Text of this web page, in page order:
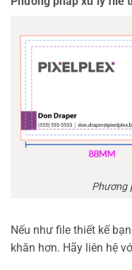
Phương
Nếu như file thiết kế
khăn hơn. Hãy liên hệ